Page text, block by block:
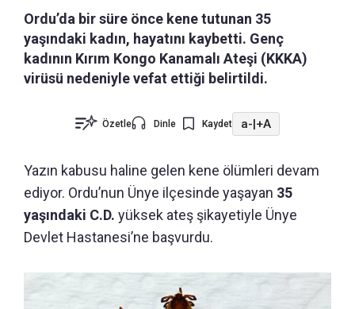
Ordu’da bir süre önce kene tutunan 35
yaşındaki kadın, hayatını kaybetti. Genç
kadının Kırım Kongo Kanamalı Ateşi (KKKA)
virüsü nedeniyle vefat ettiği belirtildi.
Özetle Dinle Kaydet a-|+A
Yazın kabusu haline gelen kene ölümleri devam
ediyor. Ordu’nun Ünye ilçesinde yaşayan 35
yaşındaki C.D. yüksek ateş şikayetiyle Ünye
Devlet Hastanesi’ne başvurdu.